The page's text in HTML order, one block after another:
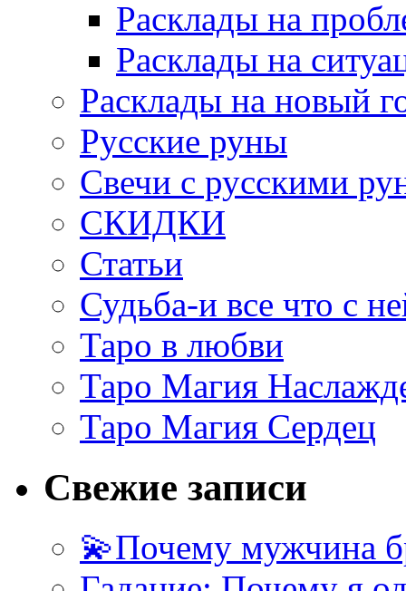
Расклады на
Расклады на
Расклады на новый
Русские руны
Свечи с русскими
СКИДКИ
Статьи
Судьба-и все что с
Таро в любви
Таро Магия
Таро Магия Сердец
Свежие записи
💫Почему мужчина